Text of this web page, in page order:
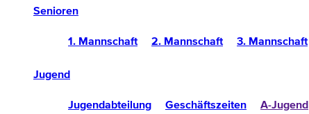
Senioren
1. Mannschaft 2. Mannschaft 3. Mannschaft
Jugend
Jugendabteilung Geschäftszeiten A-Jugend